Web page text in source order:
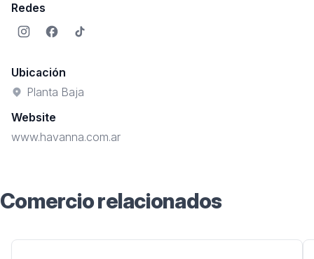
Redes
Ubicación
Planta Baja
Website
www.havanna.com.ar
Comercio relacionados